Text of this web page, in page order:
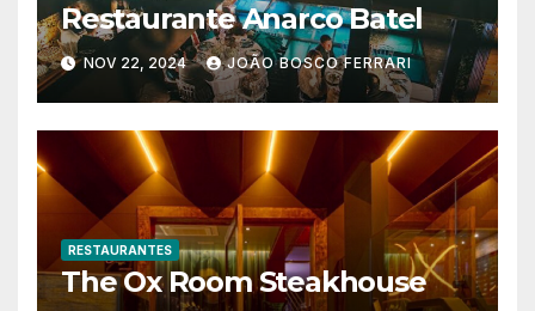
Restaurante Anarco Batel
NOV 22, 2024 JOÃO BOSCO FERRARI
RESTAURANTES
The Ox Room Steakhouse